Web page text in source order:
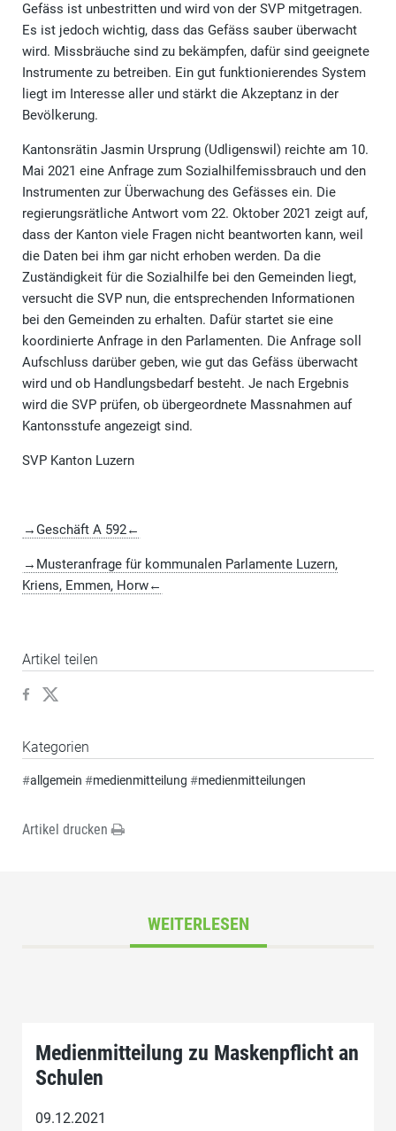
Gefäss ist unbestritten und wird von der SVP mitgetragen.
Es ist jedoch wichtig, dass das Gefäss sauber überwacht
wird. Missbräuche sind zu bekämpfen, dafür sind geeignete
Instrumente zu betreiben. Ein gut funktionierendes System
liegt im Interesse aller und stärkt die Akzeptanz in der
Bevölkerung.
Kantonsrätin Jasmin Ursprung (Udligenswil) reichte am 10.
Mai 2021 eine Anfrage zum Sozialhilfemissbrauch und den
Instrumenten zur Überwachung des Gefässes ein. Die
regierungsrätliche Antwort vom 22. Oktober 2021 zeigt auf,
dass der Kanton viele Fragen nicht beantworten kann, weil
die Daten bei ihm gar nicht erhoben werden. Da die
Zuständigkeit für die Sozialhilfe bei den Gemeinden liegt,
versucht die SVP nun, die entsprechenden Informationen
bei den Gemeinden zu erhalten. Dafür startet sie eine
koordinierte Anfrage in den Parlamenten. Die Anfrage soll
Aufschluss darüber geben, wie gut das Gefäss überwacht
wird und ob Handlungsbedarf besteht. Je nach Ergebnis
wird die SVP prüfen, ob übergeordnete Massnahmen auf
Kantonsstufe angezeigt sind.
SVP Kanton Luzern
→Geschäft A 592←
→Musteranfrage für kommunalen Parlamente Luzern,
Kriens, Emmen, Horw←
Artikel teilen
Kategorien
#allgemein #medienmitteilung #medienmitteilungen
Artikel drucken
WEITERLESEN
Medienmitteilung zu Maskenpflicht an
Schulen
09.12.2021